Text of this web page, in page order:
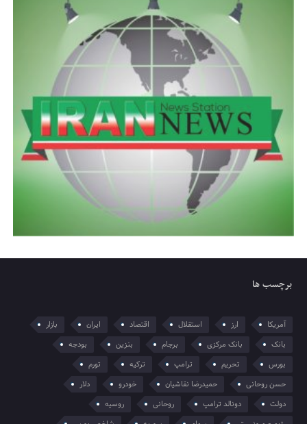
برچسب ها
آمریکا ارز استقلال اقتصاد ایران
بازار
بانک
بانک مرکزی برجام بنزین
بودجه
بورس
تحریم ترامپ ترکیه
تورم
حسن روحانی
حمیدرضا نقاشیان خودرو
دلار
دولت
دونالد ترامپ روحانی
روسیه